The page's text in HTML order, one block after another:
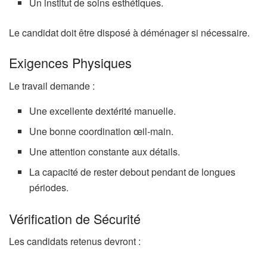
Un institut de soins esthétiques.
Le candidat doit être disposé à déménager si nécessaire.
Exigences Physiques
Le travail demande :
Une excellente dextérité manuelle.
Une bonne coordination œil-main.
Une attention constante aux détails.
La capacité de rester debout pendant de longues
périodes.
Vérification de Sécurité
Les candidats retenus devront :